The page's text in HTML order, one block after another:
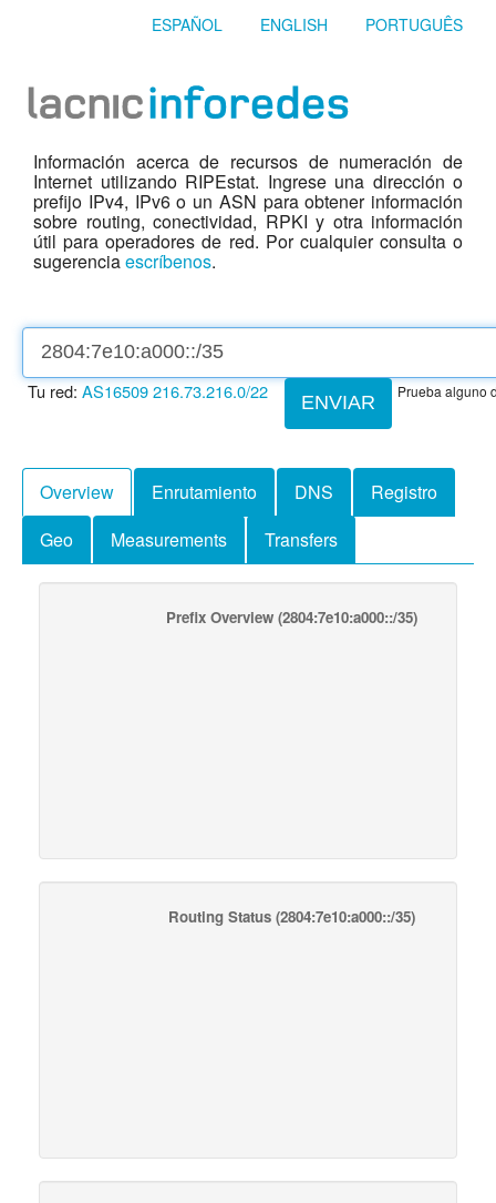
ESPAÑOL ENGLISH PORTUGUÊS
Información acerca de recursos de numeración de
Internet utilizando RIPEstat. Ingrese una dirección o
prefijo IPv4, IPv6 o un ASN para obtener información
sobre routing, conectividad, RPKI y otra información
útil para operadores de red. Por cualquier consulta o
sugerenciaescríbenos.
ENVIAR
Tu red: AS16509216.73.216.0/22 Prueba alguno
Overview Enrutamiento DNS
Registro
Geo
Measurements Transfers
Prefix Overview (2804:7e10:a000::/35)
Routing Status (2804:7e10:a000::/35)